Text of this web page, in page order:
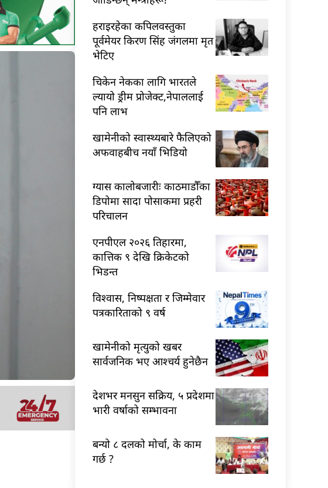
हराइरहेका कपिलवस्तुका
पूर्वमेयर किरण सिंह जंगलमा मृत
भेटिए
चिकेन नेकका लागि भारतले
ल्यायो ड्रीम प्रोजेक्ट,नेपाललाई
पनि लाभ
खामेनीको स्वास्थ्यबारे फैलिएको
अफवाहबीच नयाँ भिडियो
ग्यास कालोबजारीः काठमाडौँका
डिपोमा सादा पोसाकमा प्रहरी
परिचालन
एनपीएल २०२६ तिहारमा,
कात्तिक ९ देखि क्रिकेटको
भिडन्त
विश्वास, निष्पक्षता र जिम्मेवार
पत्रकारिताको ९ वर्ष
खामेनीको मृत्युको खबर
सार्वजनिक भए आश्चर्य हुनेछैन
देशभर मनसुन सक्रिय, ५ प्रदेशमा
भारी वर्षाको सम्भावना
बन्यो ८ दलको मोर्चा, के काम
गर्छ ?